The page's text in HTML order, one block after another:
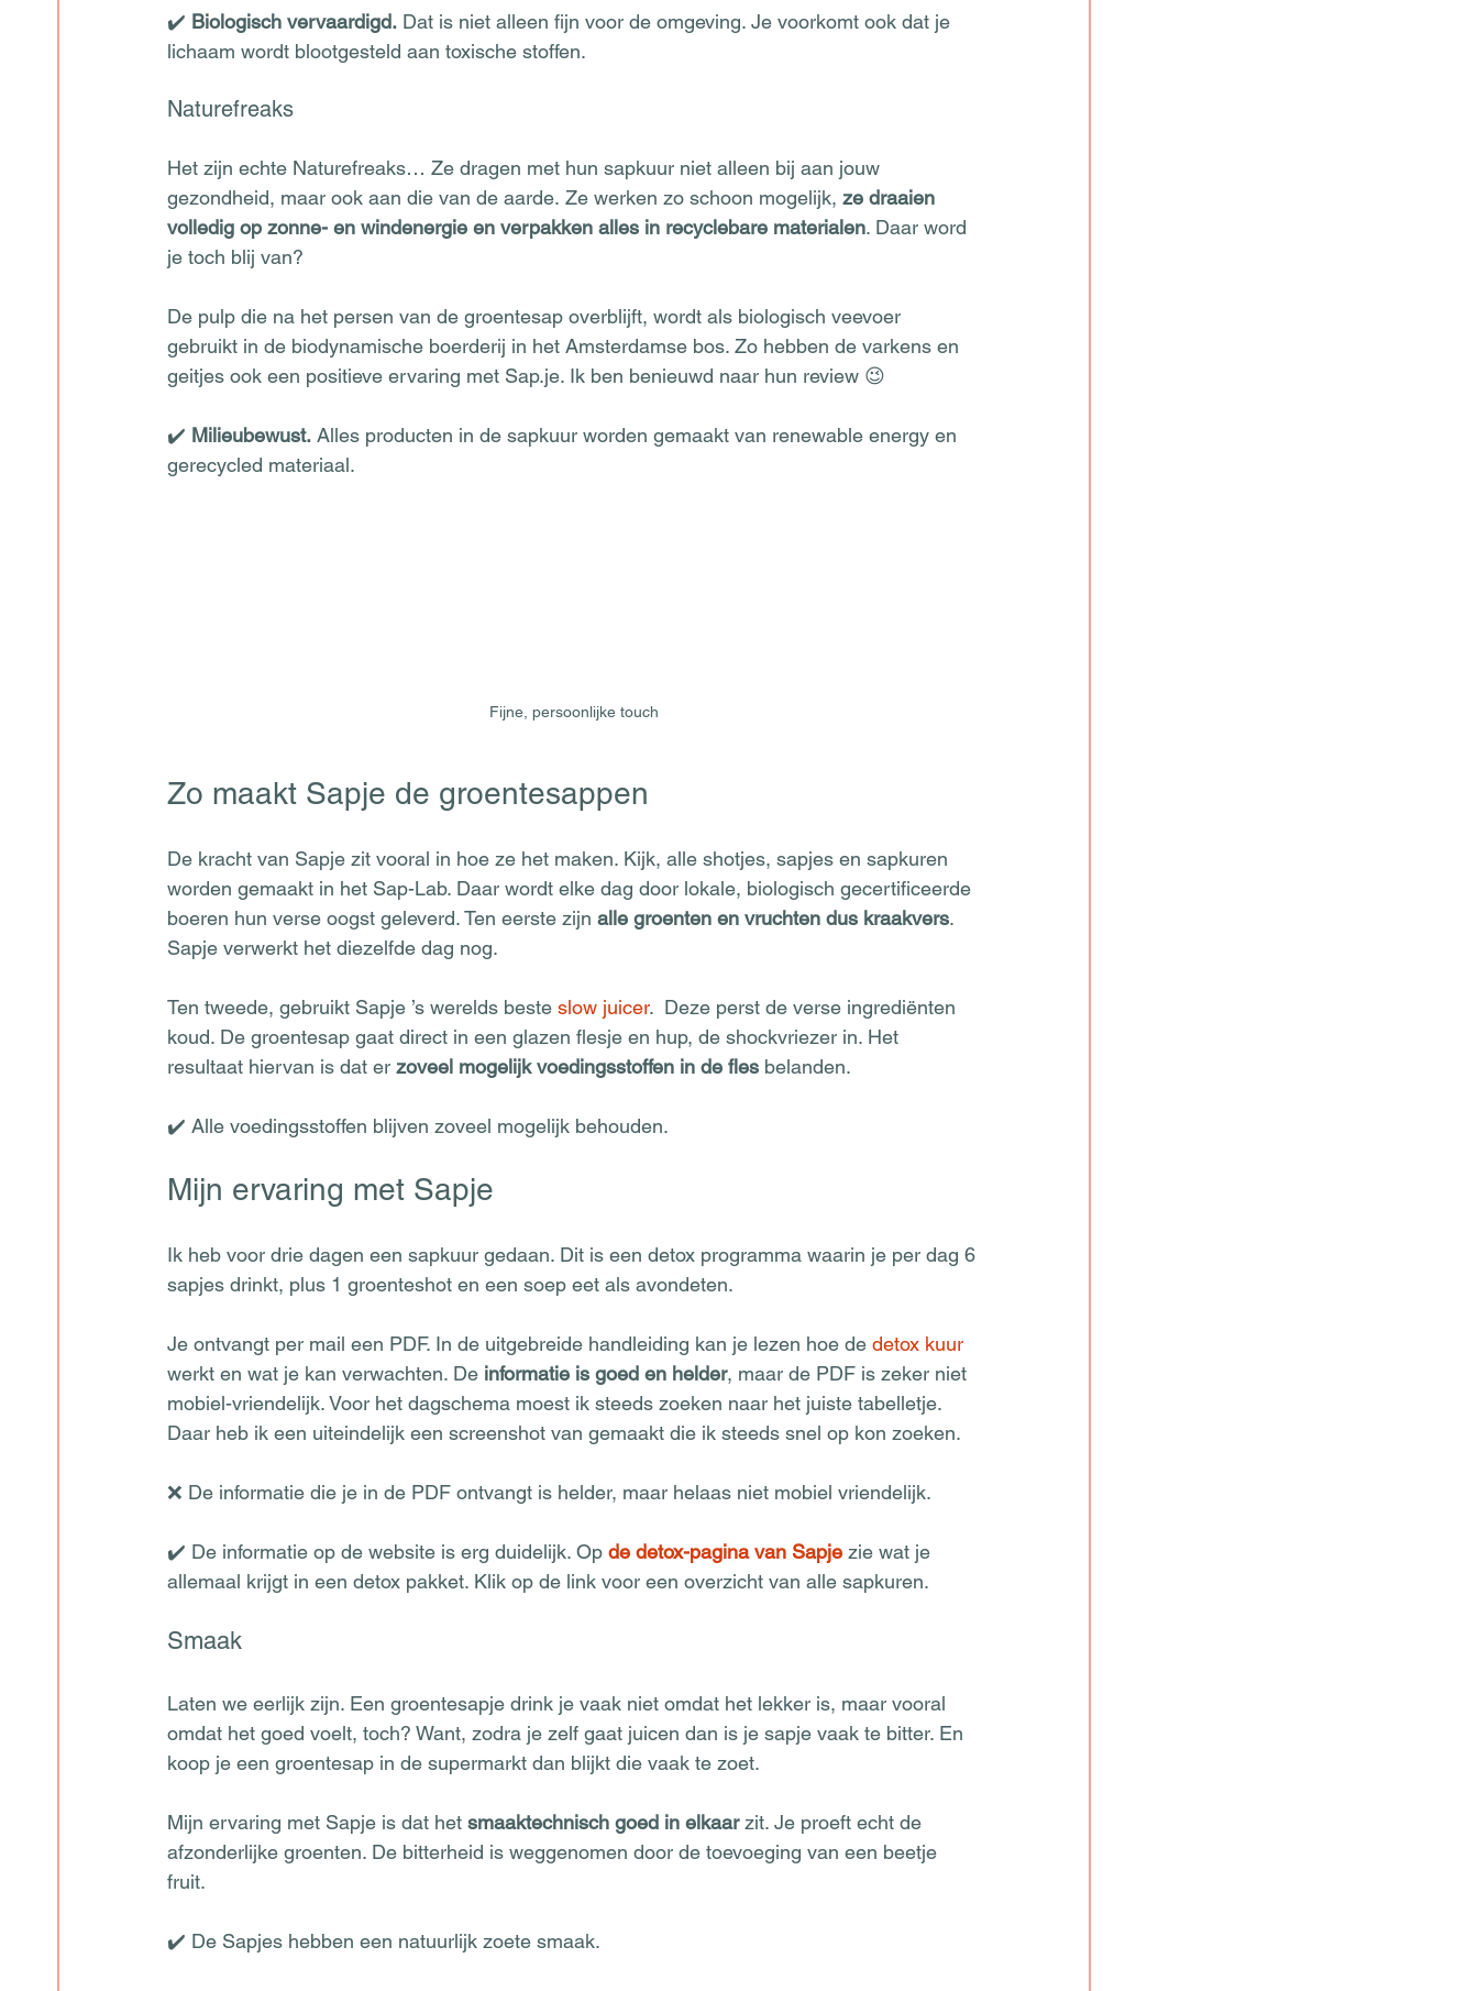
✔️ Biologisch vervaardigd. Dat is niet alleen fijn voor de omgeving. Je voorkomt ook dat je
lichaam wordt blootgesteld aan toxische stoffen.
Naturefreaks
Het zijn echte Naturefreaks… Ze dragen met hun sapkuur niet alleen bij aan jouw
gezondheid, maar ook aan die van de aarde. Ze werken zo schoon mogelijk, ze draaien
volledig op zonne- en windenergie en verpakken alles in recyclebare materialen. Daar word
je toch blij van?
De pulp die na het persen van de groentesap overblijft, wordt als biologisch veevoer
gebruikt in de biodynamische boerderij in het Amsterdamse bos. Zo hebben de varkens en
geitjes ook een positieve ervaring met Sap.je. Ik ben benieuwd naar hun review 😉
✔️ Milieubewust. Alles producten in de sapkuur worden gemaakt van renewable energy en
gerecycled materiaal.
Fijne, persoonlijke touch
Zo maakt Sapje de groentesappen
De kracht van Sapje zit vooral in hoe ze het maken. Kijk, alle shotjes, sapjes en sapkuren
worden gemaakt in het Sap-Lab. Daar wordt elke dag door lokale, biologisch gecertificeerde
boeren hun verse oogst geleverd. Ten eerste zijn alle groenten en vruchten dus kraakvers.
Sapje verwerkt het diezelfde dag nog.
Ten tweede, gebruikt Sapje ’s werelds beste slow juicer.  Deze perst de verse ingrediënten
koud. De groentesap gaat direct in een glazen flesje en hup, de shockvriezer in. Het
resultaat hiervan is dat er zoveel mogelijk voedingsstoffen in de fles belanden.
✔️ Alle voedingsstoffen blijven zoveel mogelijk behouden.
Mijn ervaring met Sapje
Ik heb voor drie dagen een sapkuur gedaan. Dit is een detox programma waarin je per dag 6
sapjes drinkt, plus 1 groenteshot en een soep eet als avondeten.
Je ontvangt per mail een PDF. In de uitgebreide handleiding kan je lezen hoe de detox kuur
werkt en wat je kan verwachten. De informatie is goed en helder, maar de PDF is zeker niet
mobiel-vriendelijk. Voor het dagschema moest ik steeds zoeken naar het juiste tabelletje.
Daar heb ik een uiteindelijk een screenshot van gemaakt die ik steeds snel op kon zoeken.
❌ De informatie die je in de PDF ontvangt is helder, maar helaas niet mobiel vriendelijk.
✔️ De informatie op de website is erg duidelijk. Op de detox-pagina van Sapje zie wat je
allemaal krijgt in een detox pakket. Klik op de link voor een overzicht van alle sapkuren.
Smaak
Laten we eerlijk zijn. Een groentesapje drink je vaak niet omdat het lekker is, maar vooral
omdat het goed voelt, toch? Want, zodra je zelf gaat juicen dan is je sapje vaak te bitter. En
koop je een groentesap in de supermarkt dan blijkt die vaak te zoet.
Mijn ervaring met Sapje is dat het smaaktechnisch goed in elkaar zit. Je proeft echt de
afzonderlijke groenten. De bitterheid is weggenomen door de toevoeging van een beetje
fruit.
✔️ De Sapjes hebben een natuurlijk zoete smaak.